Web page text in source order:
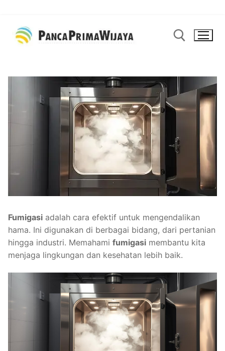
konten
Cari:
Fumigasi adalah cara efektif untuk mengendalikan
hama. Ini digunakan di berbagai bidang, dari pertanian
hingga industri. Memahami fumigasi membantu kita
menjaga lingkungan dan kesehatan lebih baik.